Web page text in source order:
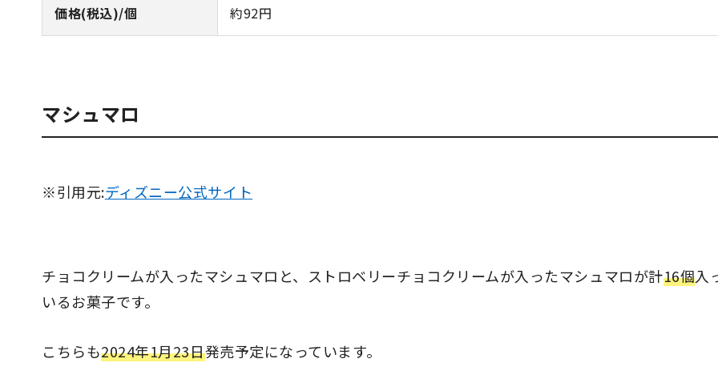
価格(税込)/個 約92円
マシュマロ
※引用元:ディズニー公式サイト
チョコクリームが入ったマシュマロと、ストロベリーチョコクリームが入ったマシュマロが計16個入
いるお菓子です。
こちらも2024年1月23日発売予定になっています。